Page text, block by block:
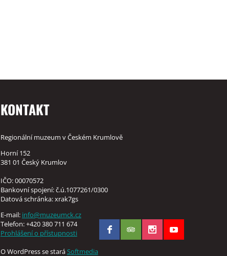
KONTAKT
Regionální muzeum v Českém Krumlově
Horní 152
381 01 Český Krumlov
IČO: 00070572
Bankovní spojení: č.ú.1077261/0300
Datová schránka: xrak7gs
E-mail: info@muzeumck.cz
Telefon: +420 380 711 674
Prohlášení o přístupnosti
O WordPress se staráSoftmedia